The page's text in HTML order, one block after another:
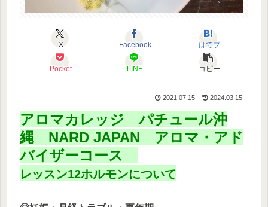
X Facebook はてブ
Pocket LINE コピー
2021.07.15 2024.03.15
アロマカレッジ パチュール沖
縄 NARD JAPAN アロマ・アド
バイザーコース
レッスン12ホルモンについて